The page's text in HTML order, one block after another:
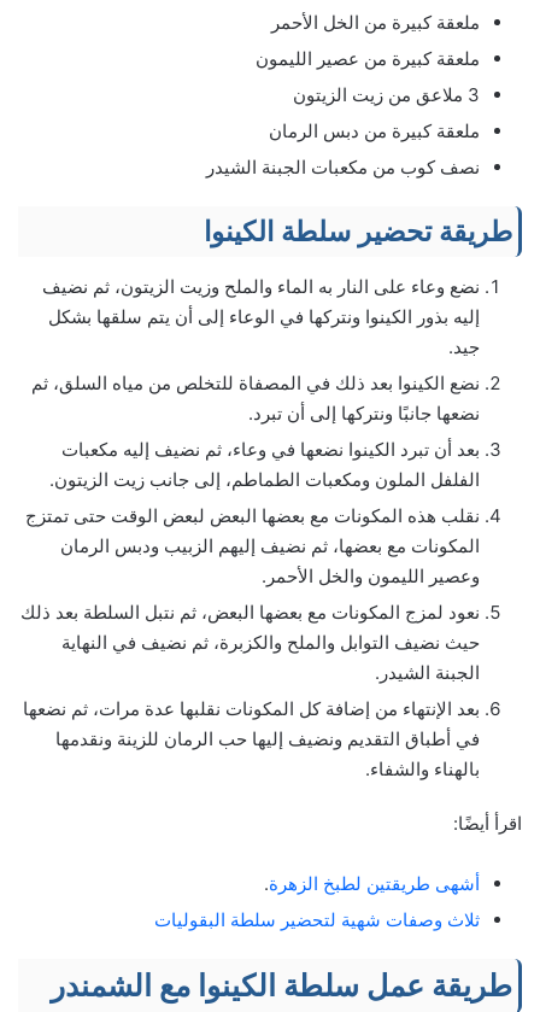
ملعقة كبيرة من الخل الأحمر
ملعقة كبيرة من عصير الليمون
3 ملاعق من زيت الزيتون
ملعقة كبيرة من دبس الرمان
نصف كوب من مكعبات الجبنة الشيدر
طريقة تحضير سلطة الكينوا
نضع وعاء على النار به الماء والملح وزيت الزيتون، ثم نضيف
إليه بذور الكينوا ونتركها في الوعاء إلى أن يتم سلقها بشكل
جيد.
نضع الكينوا بعد ذلك في المصفاة للتخلص من مياه السلق، ثم
نضعها جانبًا ونتركها إلى أن تبرد.
بعد أن تبرد الكينوا نضعها في وعاء، ثم نضيف إليه مكعبات
الفلفل الملون ومكعبات الطماطم، إلى جانب زيت الزيتون.
نقلب هذه المكونات مع بعضها البعض لبعض الوقت حتى تمتزج
المكونات مع بعضها، ثم نضيف إليهم الزبيب ودبس الرمان
وعصير الليمون والخل الأحمر.
نعود لمزج المكونات مع بعضها البعض، ثم نتبل السلطة بعد ذلك
حيث نضيف التوابل والملح والكزبرة، ثم نضيف في النهاية
الجبنة الشيدر.
بعد الإنتهاء من إضافة كل المكونات نقلبها عدة مرات، ثم نضعها
في أطباق التقديم ونضيف إليها حب الرمان للزينة ونقدمها
بالهناء والشفاء.
اقرأ أيضًا:
أشهى طريقتين لطبخ الزهرة.
ثلاث وصفات شهية لتحضير سلطة البقوليات
طريقة عمل سلطة الكينوا مع الشمندر